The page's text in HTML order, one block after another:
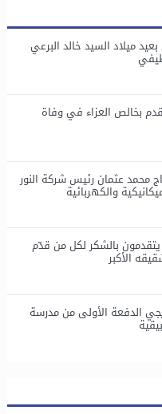
ميلاد السيد خالد البرعي
بخالص العزاء في وفاة
محمد عثمان رئيس شركة النور
والكهربائية
بالشكر لكل من قدّم
الأكبر
الدفعة الأولى من مدرسة